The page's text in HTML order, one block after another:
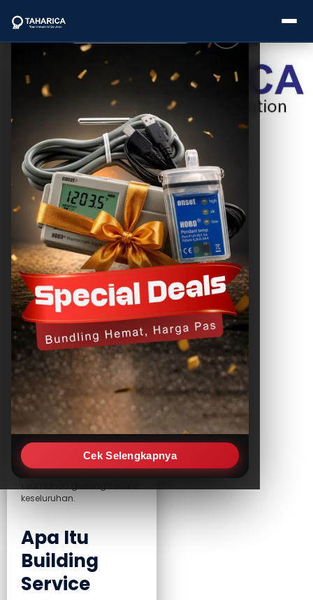
Cek Selengkapnya
Categories
Brands
Service
Industries
Blogs
Building Service
untuk Efisiensi
dan Pengelolaan
Gedung
THC SEO
May 14, 2025
taharica.com-
Building
serviceadalah komponen
penting dalam
pengelolaan gedung
modern. Sistem ini
mencakup berbagai
layanan teknis seperti
pencahayaan, ventilasi,
pendingin ruangan,
keamanan, hingga
pengelolaan energi.
Penggunaan building
serviceyang terintegrasi
dapat membantu
meningkatkan efisiensi
operasional dan menjamin
keseluruhan.
Apa Itu
Building
Service
Postingan
Lainnya